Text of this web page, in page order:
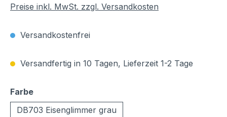
Preise inkl. MwSt. zzgl. Versandkosten
Versandkostenfrei
Versandfertig in 10 Tagen, Lieferzeit 1-2 Tage
Farbeauswählen
DB703 Eisenglimmer grau